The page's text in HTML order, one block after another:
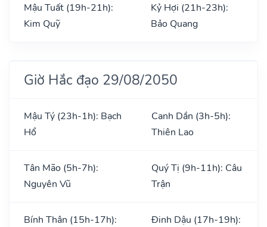
Mậu Tuất (19h-21h):
Kim Quỹ
Kỷ Hợi (21h-23h):
Bảo Quang
Giờ Hắc đạo 29/08/2050
Mậu Tý (23h-1h): Bạch
Hổ
Canh Dần (3h-5h):
Thiên Lao
Tân Mão (5h-7h):
Nguyên Vũ
Quý Tị (9h-11h): Câu
Trận
Bính Thân (15h-17h):
Đinh Dậu (17h-19h):